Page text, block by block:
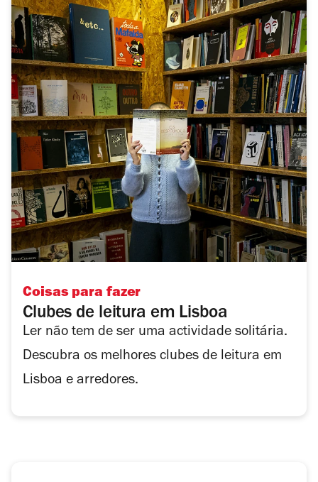
Coisas para fazer
Clubes de leitura em Lisboa
Ler não tem de ser uma actividade solitária.
Descubra os melhores clubes de leitura em
Lisboa e arredores.